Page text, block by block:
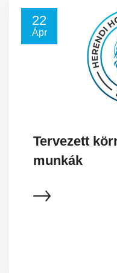
22
Ápr
Tervezett
munkák